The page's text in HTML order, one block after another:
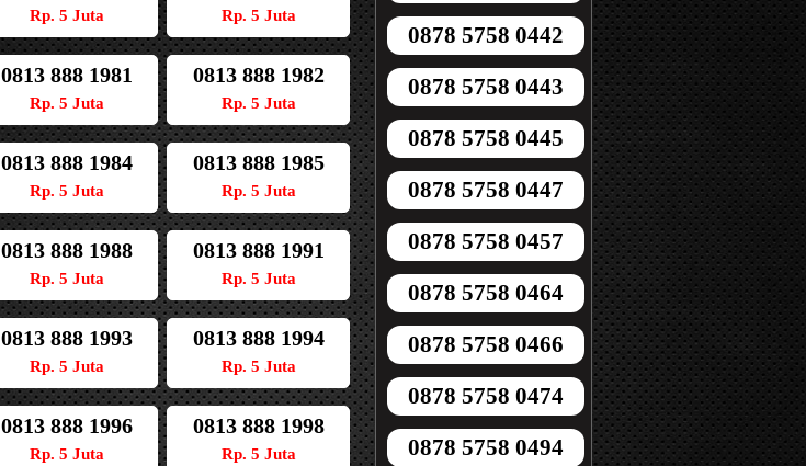
Rp. 5 Juta Rp. 5 Juta
0813 888 1981
Rp. 5 Juta
0813 888 1982
Rp. 5 Juta
0813 888 1984
Rp. 5 Juta
0813 888 1985
Rp. 5 Juta
0813 888 1988
Rp. 5 Juta
0813 888 1991
Rp. 5 Juta
0813 888 1993
Rp. 5 Juta
0813 888 1994
Rp. 5 Juta
0813 888 1996
Rp. 5 Juta
0813 888 1998
Rp. 5 Juta
0878 5758 0442
0878 5758 0443
0878 5758 0445
0878 5758 0447
0878 5758 0457
0878 5758 0464
0878 5758 0466
0878 5758 0474
0878 5758 0494